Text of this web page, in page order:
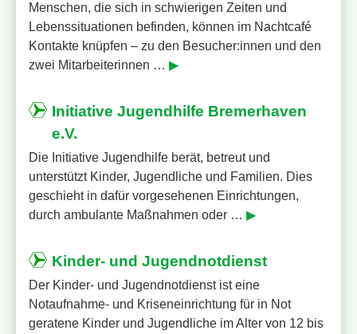
Menschen, die sich in schwierigen Zeiten und
Lebenssituationen befinden, können im Nachtcafé
Kontakte knüpfen – zu den Besucher:innen und den
zwei Mitarbeiterinnen … ▶
Initiative Jugendhilfe Bremerhaven
e.V.
Die Initiative Jugendhilfe berät, betreut und
unterstützt Kinder, Jugendliche und Familien. Dies
geschieht in dafür vorgesehenen Einrichtungen,
durch ambulante Maßnahmen oder … ▶
Kinder- und Jugendnotdienst
Der Kinder- und Jugendnotdienst ist eine
Notaufnahme- und Kriseneinrichtung für in Not
geratene Kinder und Jugendliche im Alter von 12 bis